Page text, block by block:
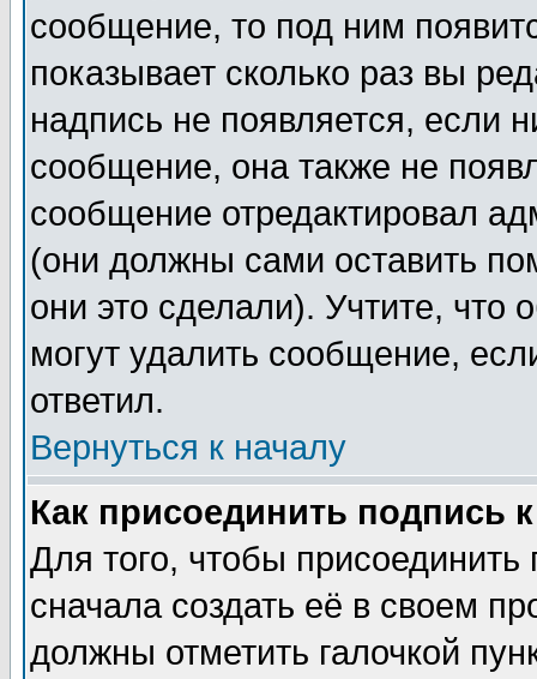
сообщение, то под ним
показывает сколько раз вы
надпись не появляется, если
сообщение, она также не
сообщение отредактировал
(они должны сами оставить
они это сделали). Учтите, что
могут удалить сообщение,
ответил.
Вернуться к началу
Как присоединить подпись
Для того, чтобы
сначала создать её в своем
должны отметить галочкой